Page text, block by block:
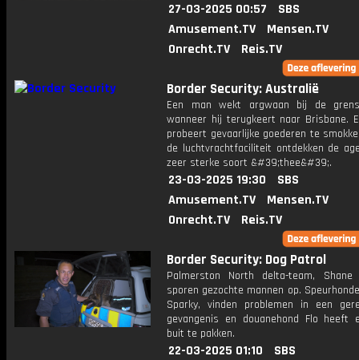
27-03-2025 00:57
SBS
Amusement.TV
Mensen.TV
Onrecht.TV
Reis.TV
Border Security: Australië
Een man wekt argwaan bij de
wanneer hij terugkeert naar Brisbane.
probeert gevaarlijke goederen te
de luchtvrachtfaciliteit ontdekken de
zeer sterke soort &#39;thee&#39;.
23-03-2025 19:30
SBS
Amusement.TV
Mensen.TV
Onrecht.TV
Reis.TV
Border Security: Dog Patrol
Palmerston North delta-team, Shane
sporen gezochte mannen op.
Sparky, vinden problemen in een
gevangenis en douanehond Flo heeft
buit te pakken.
22-03-2025 01:10
SBS